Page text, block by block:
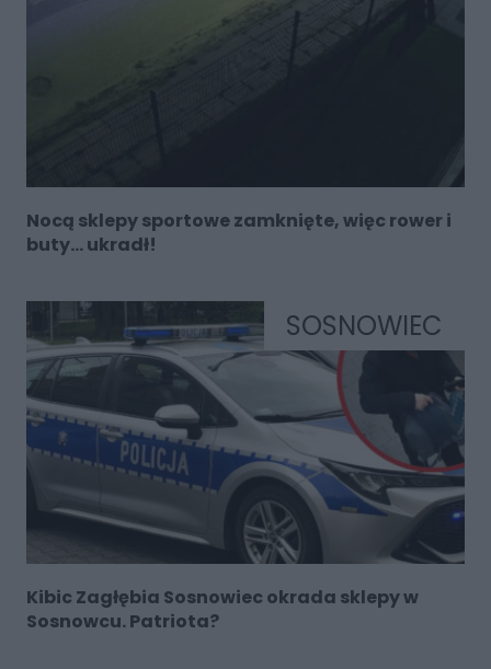
Nocą sklepy sportowe zamknięte, więc rower i
buty… ukradł!
SOSNOWIEC
Kibic Zagłębia Sosnowiec okrada sklepy w
Sosnowcu. Patriota?